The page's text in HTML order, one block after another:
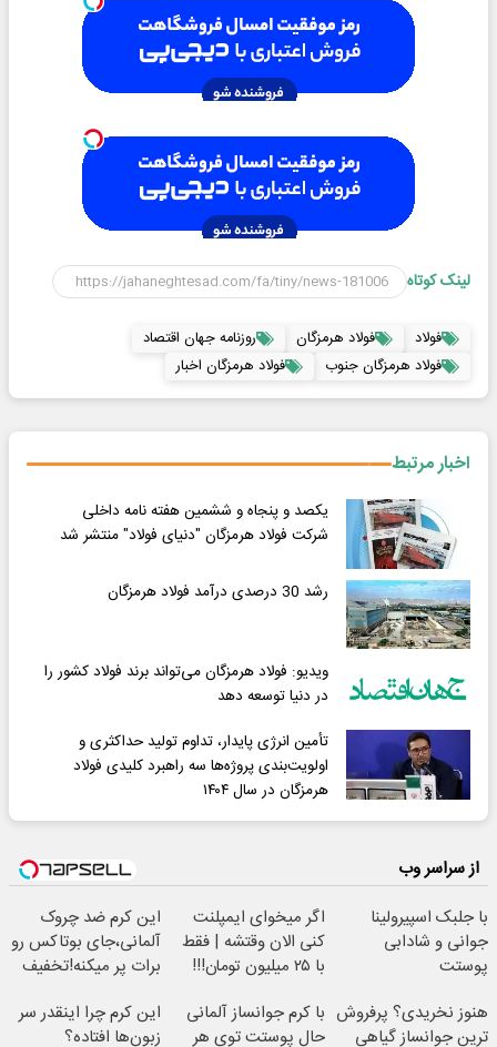
لینک کوتاه
فولاد فولاد هرمزگان
روزنامه جهان اقتصاد
فولاد هرمزگان جنوب
فولاد هرمزگان اخبار
اخبار مرتبط
یکصد و پنجاه و ششمین هفته نامه داخلی
شرکت فولاد هرمزگان "دنیای فولاد" منتشر شد
رشد 30 درصدی درآمد فولاد هرمزگان
ویدیو: فولاد هرمزگان می‌تواند برند فولاد کشور را
در دنیا توسعه دهد
تأمین انرژی پایدار، تداوم تولید حداکثری و
اولویت‌بندی پروژه‌ها سه راهبرد کلیدی فولاد
هرمزگان در سال ۱۴۰۴
از سراسر وب
با جلبک اسپیرولینا
جوانی و شادابی
پوستت
اگر میخوای ایمپلنت
کنی الان وقتشه | فقط
با ۲۵ میلیون تومان!!!
این کرم ضد چروک
آلمانی،جای بوتاکس رو
برات پر میکنه!تخفیف
هنوز نخریدی؟ پرفروش
ترین جوانساز گیاهی
با کرم جوانساز آلمانی
حال پوستت توی هر
این کرم چرا اینقدر سر
زبون‌ها افتاده؟